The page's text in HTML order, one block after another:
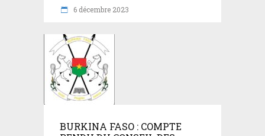
6 décembre 2023
BURKINA FASO : COMPTE